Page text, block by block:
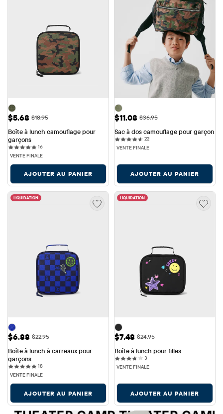
Prix ​​de vente: $5.68
$5.68 Prix ​​d'origine: $18.95
$18.95
Boîte à lunch camouflage pour
garçons
1616 reviews
VENTE FINALE
AJOUTER AU PANIER
Prix ​​de vente: $11.08
$11.08 Prix ​​d'origine: $36.95
$36.95
Sac à dos camouflage pour garçon
2222 reviews
VENTE FINALE
AJOUTER AU PANIER
LIQUIDATION
Prix ​​de vente: $6.88
$6.88 Prix ​​d'origine: $22.95
$22.95
Boîte à lunch à carreaux pour
garçons
1818 reviews
VENTE FINALE
AJOUTER AU PANIER
LIQUIDATION
Prix ​​de vente: $7.48
$7.48 Prix ​​d'origine: $24.95
$24.95
Boîte à lunch pour filles
33 reviews
VENTE FINALE
AJOUTER AU PANIER